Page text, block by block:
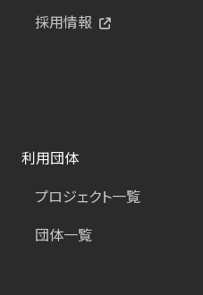
採用情報
利用団体
プロジェクト一覧
団体一覧